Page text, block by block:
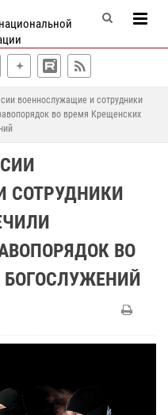
военнослужащие и сотрудники
во время Крещенских
СОТРУДНИКИ
ВО